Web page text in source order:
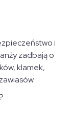
i
zadbają o
klamek,